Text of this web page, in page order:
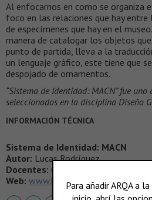
Al enfocarnos en como se organiza
foco en las relaciones que hay
de especímenes que hay en el
manera de catalogar los objetos
punto de partida, lleva a la
un lenguaje gráfico, este tiene que
despojado de ornamentos.
“Sistema de Identidad: MACN” fue
seleccionados en la disciplina Diseño
INFORMACIÓN TÉCNICA
Sistema de Identidad: MACN
Autor: Lucas Rodríguez
Docentes: Gisela Cukier, Alan Berry
Web: www.behance.net/lucas_rod